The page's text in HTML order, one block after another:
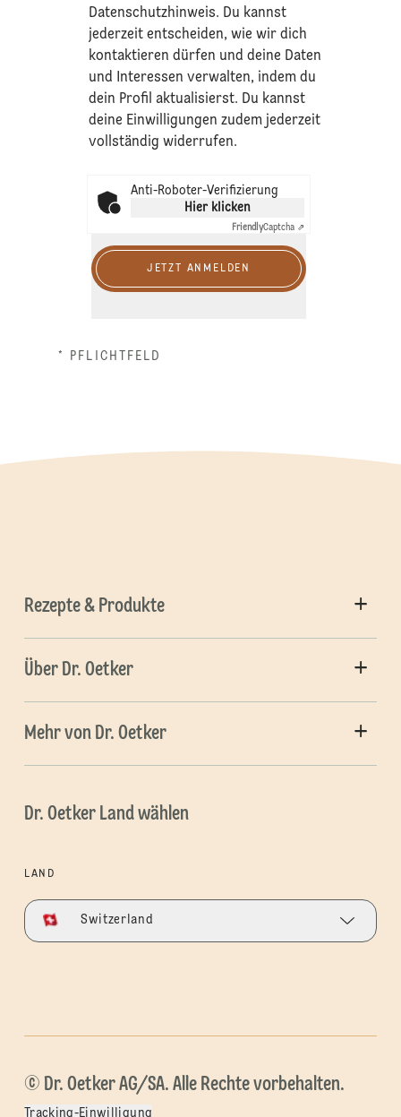
Datenschutzhinweis. Du kannst
jederzeit entscheiden, wie wir dich
kontaktieren dürfen und deine Daten
und Interessen verwalten, indem du
dein Profil aktualisierst. Du kannst
deine Einwilligungen zudem jederzeit
vollständig widerrufen.
Anti-Roboter-Verifizierung
Hier klicken
FriendlyCaptcha ⇗
JETZT ANMELDEN
* PFLICHTFELD
Rezepte & Produkte
Über Dr. Oetker
Mehr von Dr. Oetker
Dr. Oetker Land wählen
LAND
Switzerland
© Dr. Oetker AG/SA. Alle Rechte vorbehalten.
Tracking-Einwilligung